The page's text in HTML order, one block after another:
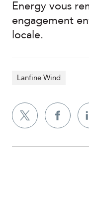
Energy vous
engagement
locale.
Lanfine Wind